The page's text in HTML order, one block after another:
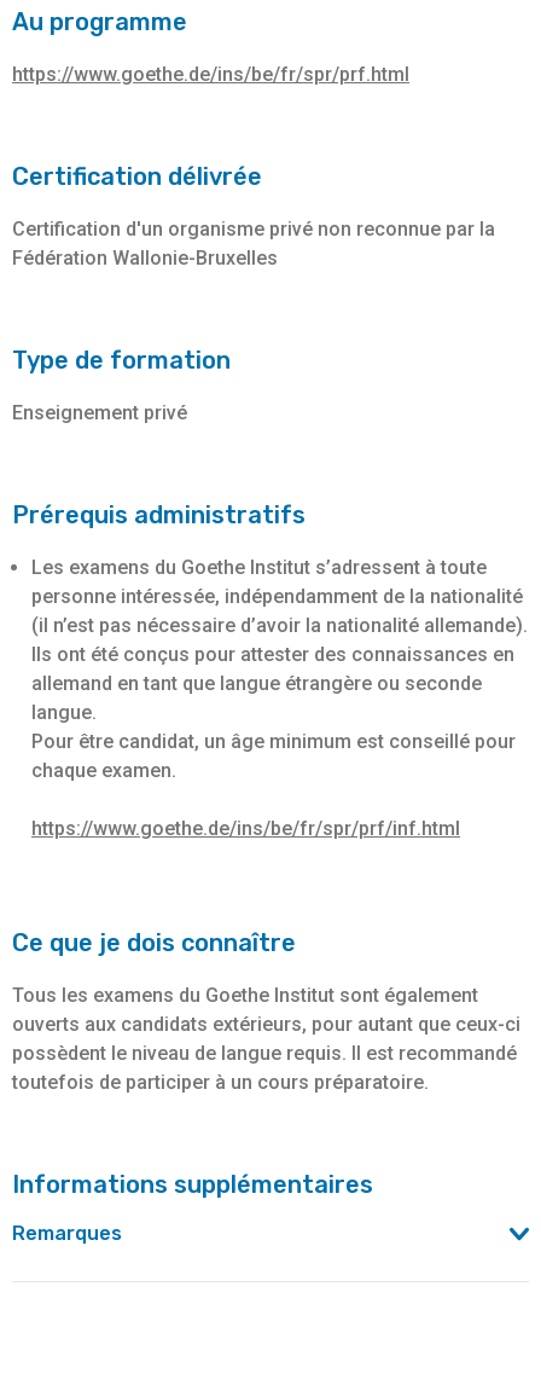
Au programme
https://www.goethe.de/ins/be/fr/spr/prf.html
Certification délivrée
Certification d'un organisme privé non reconnue par la
Fédération Wallonie-Bruxelles
Type de formation
Enseignement privé
Prérequis administratifs
Les examens du Goethe Institut s’adressent à toute
personne intéressée, indépendamment de la nationalité
(il n’est pas nécessaire d’avoir la nationalité allemande).
Ils ont été conçus pour attester des connaissances en
allemand en tant que langue étrangère ou seconde
langue.
Pour être candidat, un âge minimum est conseillé pour
chaque examen.
https://www.goethe.de/ins/be/fr/spr/prf/inf.html
Ce que je dois connaître
Tous les examens du Goethe Institut sont également
ouverts aux candidats extérieurs, pour autant que ceux-ci
possèdent le niveau de langue requis. Il est recommandé
toutefois de participer à un cours préparatoire.
Informations supplémentaires
Remarques